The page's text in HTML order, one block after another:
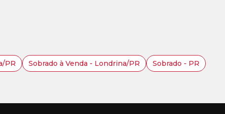
PR Sobrado à Venda - Londrina/PR Sobrado - PR